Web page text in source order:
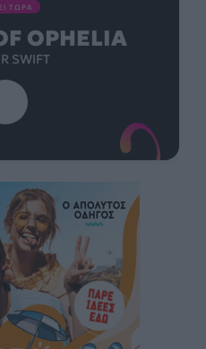
ΤΩΡΑ
OPHELIA
SWIFT